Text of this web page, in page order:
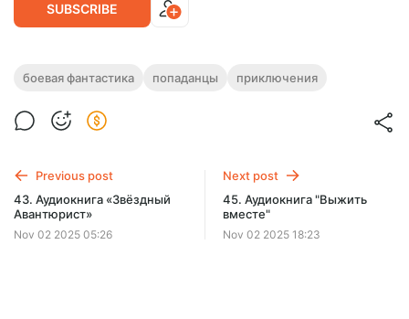
SUBSCRIBE
44. Аудиокнига «Вторжение в
Полная версия.
Фантастика целиком, без рекламы и ограничений!
боевая фантастика попаданцы приключения
Previous post
43. Аудиокнига «Звёздный
Авантюрист»
Nov 02 2025 05:26
Next post
45. Аудиокнига "Выжить
вместе"
Nov 02 2025 18:23